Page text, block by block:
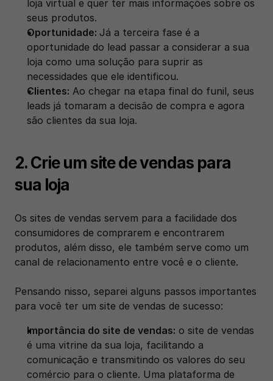
loja virtual e quer ter mais informações sobre os
seus produtos.
Oportunidade: Já a terceira fase é a
oportunidade do lead passar a considerar a sua
loja como uma solução para suprir as
necessidades que ele identificou.
Clientes: Ao chegar na etapa final do funil, seus
leads já tomaram a decisão de compra e agora
são clientes da sua loja.
2. Crie um site de vendas para
sua loja
Os sites de vendas servem para a facilidade dos
consumidores de comprarem e encontrarem
produtos, além disso, ele também serve como um
canal de relacionamento entre você e o cliente.
Pensando nisso, separei alguns passos importantes
para você ter um site de vendas de sucesso:
Importância do site de vendas: o site de vendas
é uma vitrine da sua loja, facilitando a
comunicação e transmitindo os valores do seu
comércio para o cliente. Uma plataforma de